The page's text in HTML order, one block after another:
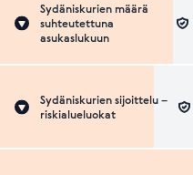
Sydäniskurien määrä
suhteutettuna
asukaslukuun
Sydäniskurien sijoittelu –
riskialueluokat